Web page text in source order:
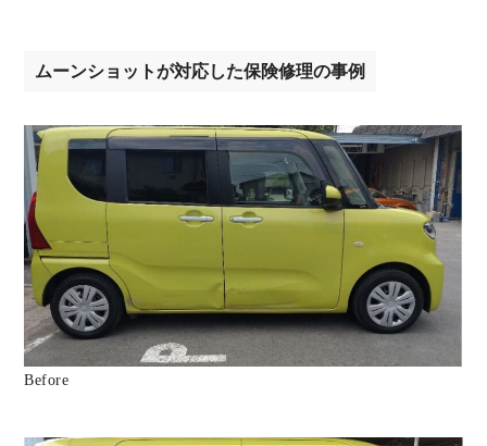
ムーンショットが対応した保険修理の事例
Before